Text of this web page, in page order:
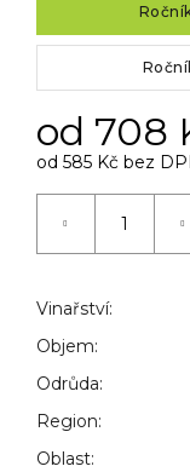
od 708
od 585 Kč bez
Vinařství:
Objem:
Odrůda:
Region:
Oblast:
D
p
o
u
č
m
e